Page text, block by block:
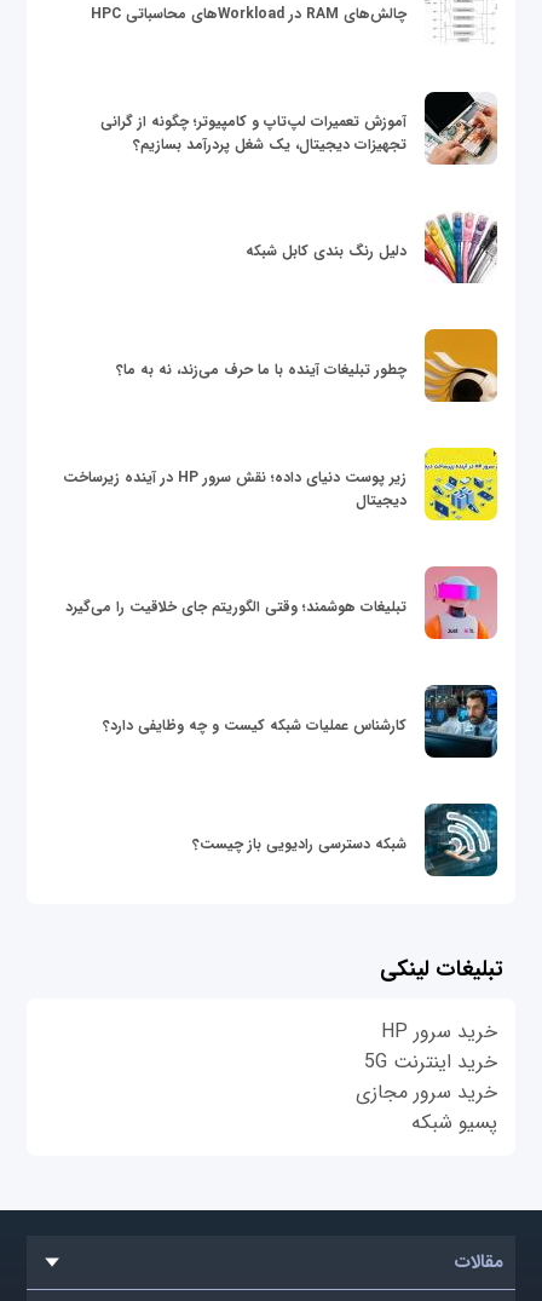
چالش‌های RAM در Workloadهای محاسباتی HPC
آموزش تعمیرات لپ‌تاپ و کامپیوتر؛ چگونه از گرانی
تجهیزات دیجیتال، یک شغل پردرآمد بسازیم؟
دلیل رنگ بندی کابل شبکه
چطور تبلیغات آینده با ما حرف می‌زند، نه به ما؟
زیر پوست دنیای داده؛ نقش سرور HP در آینده زیرساخت
دیجیتال
تبلیغات هوشمند؛ وقتی الگوریتم جای خلاقیت را می‌گیرد
کارشناس عملیات شبکه کیست و چه وظایفی دارد؟
شبکه دسترسی رادیویی باز چیست؟
تبلیغات لینکی
خرید سرور HP
خرید اینترنت 5G
خرید سرور مجازی
پسیو شبکه
مقالات